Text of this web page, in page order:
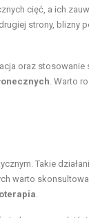
cięć, a ich
strony, blizny
oraz
. Warto
Takie
warto